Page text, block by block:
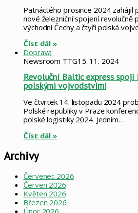
Patnáctého prosince 2024 zahájil
nové železniční spojení revolučně
východní Čechy a čtyři polská
Číst dál »
Doprava
Newsroom TTG15. 11. 2024
Revoluční Baltic express spojí
polskými vojvodstvími
Ve čtvrtek 14. listopadu 2024
Polské republiky v Praze
polské logistiky 2024. Jedním…
Číst dál »
Archivy
Červenec 2026
Červen 2026
Květen 2026
Březen 2026